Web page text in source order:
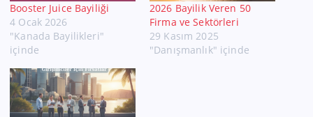
Booster Juice Bayiliği
4 Ocak 2026
"Kanada Bayilikleri"
içinde
2026 Bayilik Veren 50
Firma ve Sektörleri
29 Kasım 2025
"Danışmanlık" içinde